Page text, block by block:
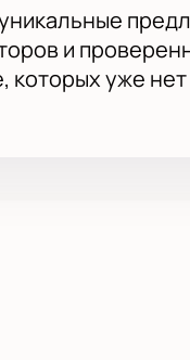
и
которых уже